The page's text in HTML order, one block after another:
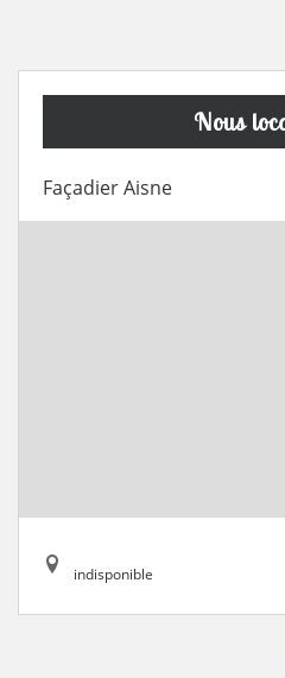
Nous
Façadier Aisne
indisponible